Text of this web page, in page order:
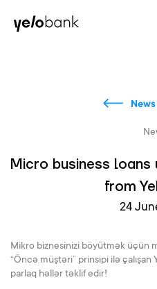
Individuals
Micro business
from
24
Mikro biznesinizi böyütmək üçün
“Öncə müştəri” prinsipi ilə
parlaq həllər təklif edir!